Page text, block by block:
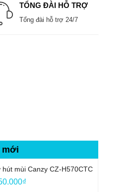
TỔNG ĐÀI HỖ TRỢ
Tổng đài hỗ trợ 24/7
mới
hút mùi Canzy CZ-H570CTC
₫